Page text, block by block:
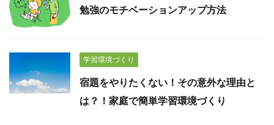
勉強のモチベーションアップ方法
学習環境づくり
宿題をやりたくない！その意外な理由と
は？！家庭で簡単学習環境づくり